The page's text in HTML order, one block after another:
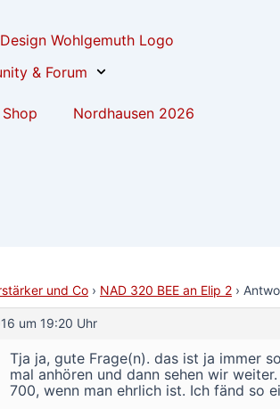
& Forum
Shop Nordhausen 2026
und Co › NAD 320 BEE an Elip 2 ›
um 19:20 Uhr
Tja ja, gute Frage(n). das ist ja immer
mal anhören und dann sehen wir
700, wenn man ehrlich ist. Ich fänd so